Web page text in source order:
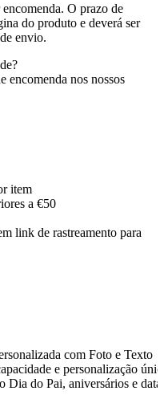
O prazo de
do produto e deverá ser
envio.
encomenda nos nossos
item
a €50
link de rastreamento para